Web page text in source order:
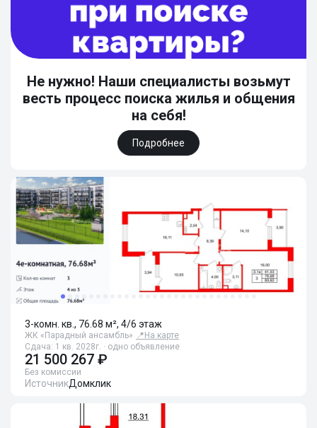
Не нужно! Наши специалисты возьмут
весть процесс поиска жилья и общения
на себя!
Подробнее
3-комн. кв., 76.68 м², 4/6 этаж
ЖК «Парадный ансамбль» 📍 На карте
Сдача: 1 кв. 2028г. · одно объявление
21 500 267 ₽
Без комиссии
ИсточникДомклик